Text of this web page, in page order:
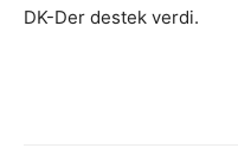
DK-Der destek verdi.